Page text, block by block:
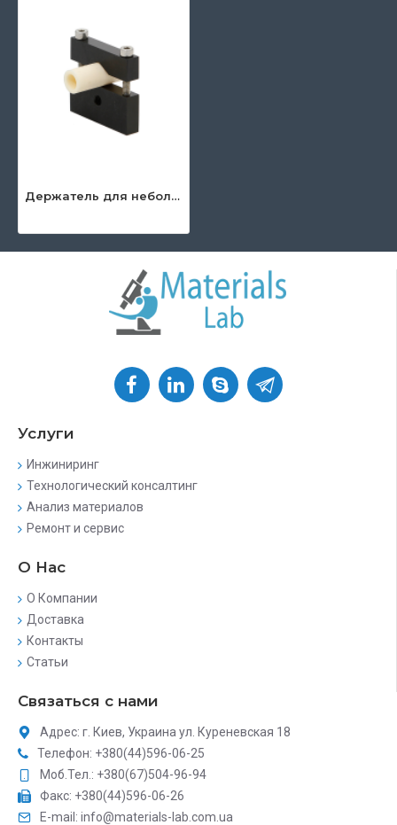
Держатель для небольших образцов (тиски)
Услуги
Инжиниринг
Технологический консалтинг
Анализ материалов
Ремонт и сервис
О Нас
О Компании
Доставка
Контакты
Статьи
Связаться с нами
Адрес: г. Киев, Украина ул. Куреневская 18
Телефон: +380(44)596-06-25
Моб.Тел.: +380(67)504-96-94
Факс: +380(44)596-06-26
E-mail: info@materials-lab.com.ua